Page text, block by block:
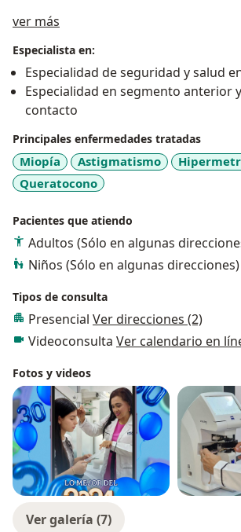
ver más
Especialista en:
Especialidad de seguridad y salud
Especialidad en segmento anterior
contacto
Principales enfermedades tratadas
Miopía Astigmatismo
Queratocono
Pacientes que atiendo
Adultos (Sólo en algunas
Niños (Sólo en algunas direcciones)
Tipos de consulta
Presencial Ver direcciones (2)
Videoconsulta Ver calendario en
Fotos y videos
Ver galería (7)